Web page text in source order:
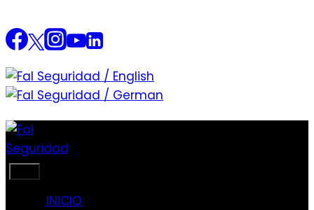
Saltar
al
contenido
INICIO